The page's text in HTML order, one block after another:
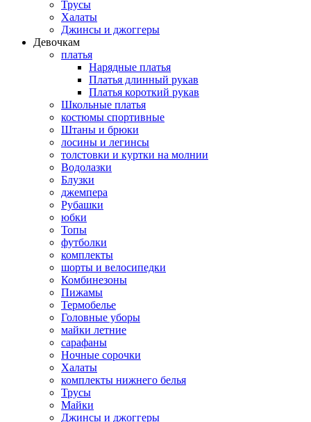
Трусы
Халаты
Джинсы и джоггеры
Девочкам
платья
Нарядные платья
Платья длинный рукав
Платья короткий рукав
Школьные платья
костюмы спортивные
Штаны и брюки
лосины и легинсы
толстовки и куртки на молнии
Водолазки
Блузки
джемпера
Рубашки
юбки
Топы
футболки
комплекты
шорты и велосипедки
Комбинезоны
Пижамы
Термобелье
Головные уборы
майки летние
сарафаны
Ночные сорочки
Халаты
комплекты нижнего белья
Трусы
Майки
Джинсы и джоггеры